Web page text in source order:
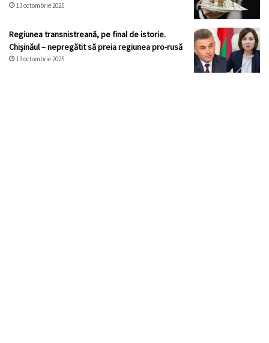
13 octombrie 2025
Regiunea transnistreană, pe final de istorie.
Chișinăul – nepregătit să preia regiunea pro-rusă
13 octombrie 2025